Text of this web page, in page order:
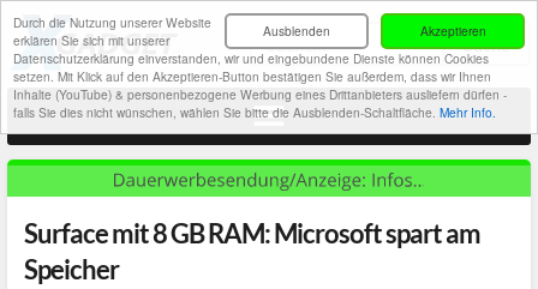
Akzeptieren
Ausblenden
Durch die Nutzung unserer Website
erklären Sie sich mit unserer
Datenschutzerklärung einverstanden, wir und eingebundene Dienste können Cookies
setzen. Mit Klick auf den Akzeptieren-Button bestätigen Sie außerdem, dass wir Ihnen
Inhalte (YouTube) & personenbezogene Werbung eines Drittanbieters ausliefern dürfen -
falls Sie dies nicht wünschen, wählen Sie bitte die Ausblenden-Schaltfläche. Mehr Info.
Surface mit 8 GB RAM: Microsoft spart am
Speicher